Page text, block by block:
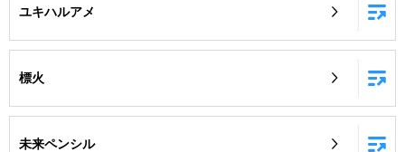
ユキハルアメ
標火
未来ペンシル